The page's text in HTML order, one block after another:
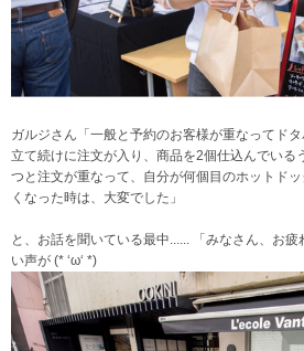
ガルジさん「一般と予約のお客様が重なってドタ
立て続けに注文が入り、商品を2個仕込んでいる
つと注文が重なって、自分が何個目のホットド
くなった時は、大変でした」
と、お話を聞いている最中...... 「みなさん、お
い声が (* ‘ω‘ *)